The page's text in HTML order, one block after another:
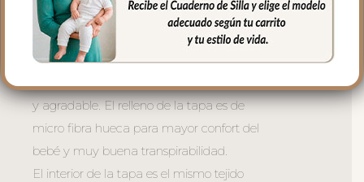
abajo para descubrir los pies o puedes
quitar la tapa entera.
En el exterior la tapa es en tejido polipiel
y agradable. El relleno de la tapa es de
micro fibra hueca para mayor confort del
bebé y muy buena transpirabilidad.
El interior de la tapa es el mismo tejido